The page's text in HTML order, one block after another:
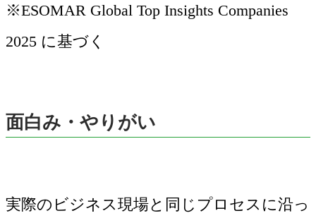
※ESOMAR Global Top Insights Companies
2025 に基づく
面白み・やりがい
実際のビジネス現場と同じプロセスに沿っ